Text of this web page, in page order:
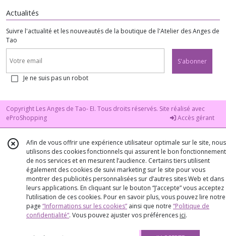
Actualités
Suivre l'actualité et les nouveautés de la boutique de l'Atelier des Anges de
Tao
S'abonner
Je ne suis pas un robot
Copyright Les Anges de Tao- EI. Tous droits réservés. Site réalisé avec
eProShopping
Accès gérant
Afin de vous offrir une expérience utilisateur optimale sur le site, nous
utilisons des cookies fonctionnels qui assurent le bon fonctionnement
de nos services et en mesurent l’audience. Certains tiers utilisent
également des cookies de suivi marketing sur le site pour vous
montrer des publicités personnalisées sur d’autres sites Web et dans
leurs applications. En cliquant sur le bouton “J’accepte” vous acceptez
l’utilisation de ces cookies. Pour en savoir plus, vous pouvez lire notre
page “Informations sur les cookies” ainsi que notre “Politique de
confidentialité“. Vous pouvez ajuster vos préférences ici.